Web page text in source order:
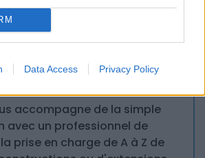
Data Access Privacy Policy
une estimation
accompagne de la simple
avec un professionnel de
prise en charge de A à Z de